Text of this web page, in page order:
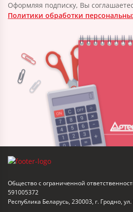
Оформляя подписку, Вы
Политики обработки
Общество с ограниченной
591005372
Республика Беларусь, 230003, г. Гродно,